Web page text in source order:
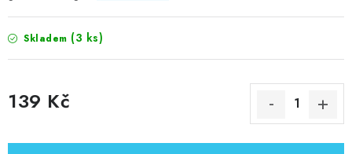
Skladem (3 ks)
139 Kč